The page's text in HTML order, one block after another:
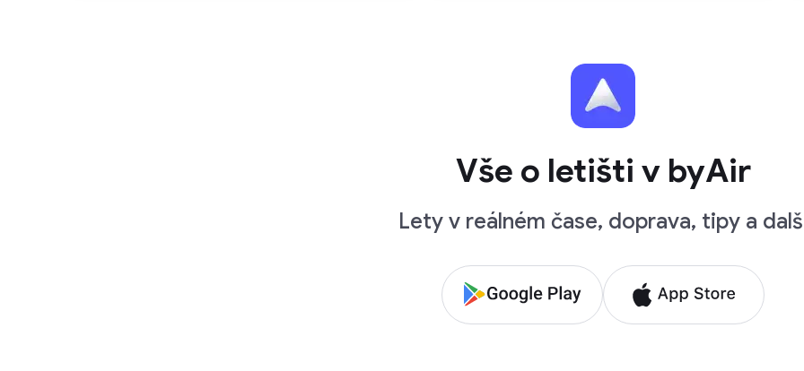
Vše o letišti v byAir
Lety v reálném čase, doprava, tipy a